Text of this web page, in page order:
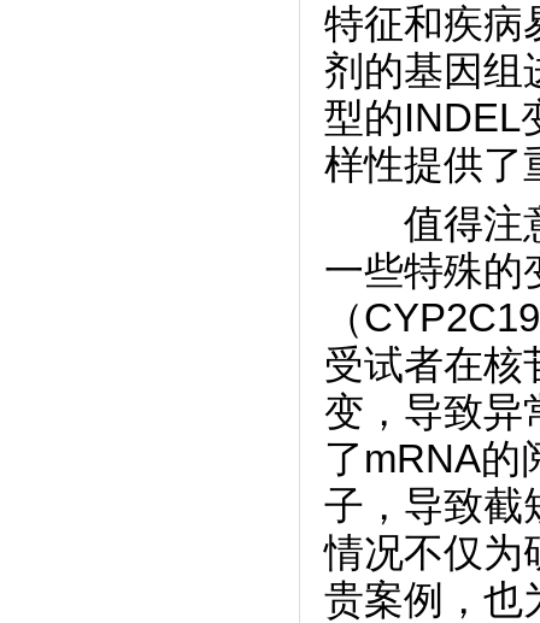
特征和疾病
剂的基因组
型的INDEL
样性提供了
值得注意
一些特殊的
（
受试者在核
变，导致异
了mRNA的
子，导致截
情况不仅为
贵案例，也